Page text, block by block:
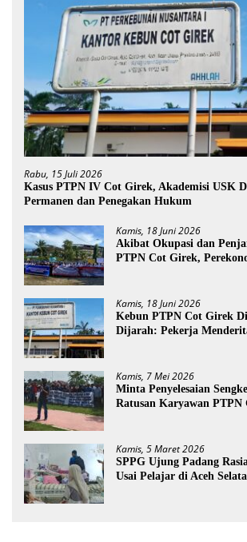
Rabu, 15 Juli 2026
Kasus PTPN IV Cot Girek, Akademisi USK
Permanen dan Penegakan Hukum
Kamis, 18 Juni 2026
Akibat Okupasi dan
PTPN Cot Girek,
Kamis, 18 Juni 2026
Kebun PTPN Cot Girek
Dijarah: Pekerja
Kamis, 7 Mei 2026
Minta Penyelesaian
Ratusan Karyawan
Kamis, 5 Maret 2026
SPPG Ujung Padang
Usai Pelajar di Aceh